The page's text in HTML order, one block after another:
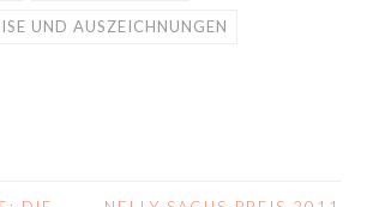
UND AUSZEICHNUNGEN